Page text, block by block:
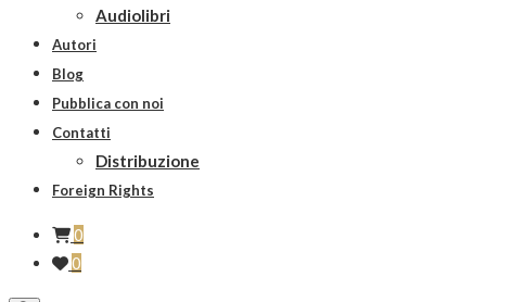
Audiolibri
Autori
Blog
Pubblica con noi
Contatti
Distribuzione
Foreign Rights
0
0